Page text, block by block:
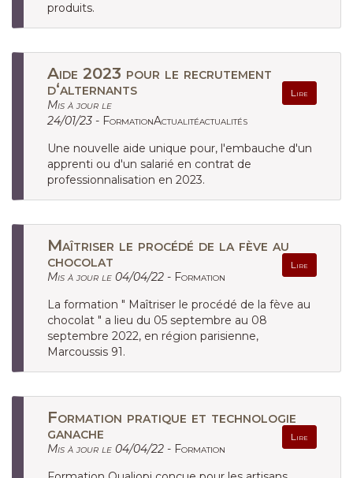
produits.
Aide 2023 pour le recrutement
d‘alternants
Lire
Mis à jour le
24/01/23 - FormationActualitéactualités
Une nouvelle aide unique pour, l'embauche d'un
apprenti ou d'un salarié en contrat de
professionnalisation en 2023.
Maîtriser le procédé de la fève au
chocolat
Lire
Mis à jour le 04/04/22 - Formation
La formation " Maîtriser le procédé de la fève au
chocolat " a lieu du 05 septembre au 08
septembre 2022, en région parisienne,
Marcoussis 91.
Formation pratique et technologie
ganache
Lire
Mis à jour le 04/04/22 - Formation